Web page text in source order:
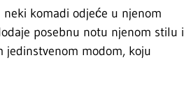
komadi odjeće u njenom
posebnu notu njenom stilu i
jedinstvenom modom, koju